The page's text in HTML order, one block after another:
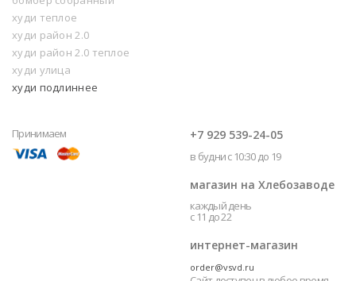
худи теплое
худи район 2.0
худи район 2.0 теплое
худи улица
худи подлиннее
Принимаем +7 929 539-24-05
в будни с 10:30 до 19
магазин на Хлебозаводе
каждый день
с 11 до 22
интернет-магазин
order@vsvd.ru